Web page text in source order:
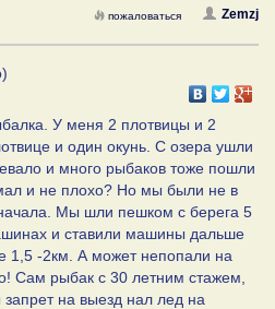
Zemzj
пожаловаться
У меня 2 плотвицы и 2
и один окунь. С озера ушли
и много рыбаков тоже пошли
и не плохо? Но мы были не в
Мы шли пешком с берега 5
и ставили машины дальше
1,5 -2км. А может непопали на
Сам рыбак с 30 летним стажем,
на выезд нал лед на